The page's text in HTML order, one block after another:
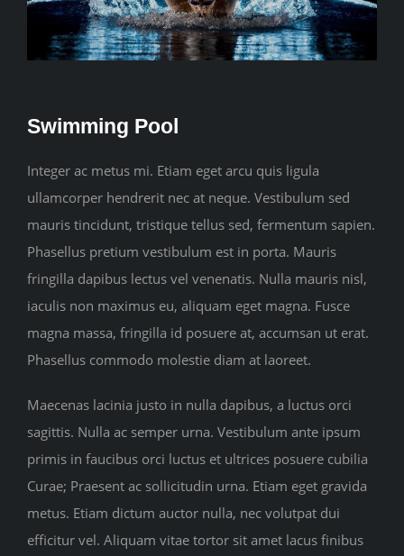
Swimming Pool
Integer ac metus mi. Etiam eget arcu quis ligula
ullamcorper hendrerit nec at neque. Vestibulum sed
mauris tincidunt, tristique tellus sed, fermentum sapien.
Phasellus pretium vestibulum est in porta. Mauris
fringilla dapibus lectus vel venenatis. Nulla mauris nisl,
iaculis non maximus eu, aliquam eget magna. Fusce
magna massa, fringilla id posuere at, accumsan ut erat.
Phasellus commodo molestie diam at laoreet.
Maecenas lacinia justo in nulla dapibus, a luctus orci
sagittis. Nulla ac semper urna. Vestibulum ante ipsum
primis in faucibus orci luctus et ultrices posuere cubilia
Curae; Praesent ac sollicitudin urna. Etiam eget gravida
metus. Etiam dictum auctor nulla, nec volutpat dui
efficitur vel. Aliquam vitae tortor sit amet lacus finibus